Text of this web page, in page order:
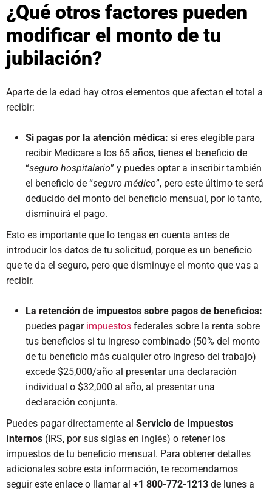
¿Qué otros factores pueden
modificar el monto de tu
jubilación?
Aparte de la edad hay otros elementos que afectan el total a
recibir:
Si pagas por la atención médica: si eres elegible para
recibir Medicare a los 65 años, tienes el beneficio de
“seguro hospitalario” y puedes optar a inscribir también
el beneficio de “seguro médico”, pero este último te será
deducido del monto del beneficio mensual, por lo tanto,
disminuirá el pago.
Esto es importante que lo tengas en cuenta antes de
introducir los datos de tu solicitud, porque es un beneficio
que te da el seguro, pero que disminuye el monto que vas a
recibir.
La retención de impuestos sobre pagos de beneficios:
puedes pagar impuestos federales sobre la renta sobre
tus beneficios si tu ingreso combinado (50% del monto
de tu beneficio más cualquier otro ingreso del trabajo)
excede $25,000/año al presentar una declaración
individual o $32,000 al año, al presentar una
declaración conjunta.
Puedes pagar directamente al Servicio de Impuestos
Internos (IRS, por sus siglas en inglés) o retener los
impuestos de tu beneficio mensual. Para obtener detalles
adicionales sobre esta información, te recomendamos
seguir este enlace o llamar al +1 800-772-1213 de lunes a